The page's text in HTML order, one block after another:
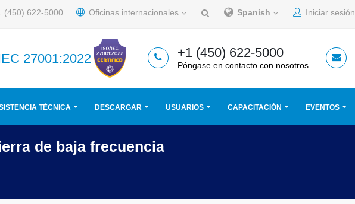
(450) 622-5000 Oficinas internacionales Spanish Iniciar sesión
27001:2022 +1 (450) 622-5000
Póngase en contacto con nosotros
TÉCNICA DESCARGAR USUARIOS CAPACITACIÓN EVENTOS
de baja frecuencia